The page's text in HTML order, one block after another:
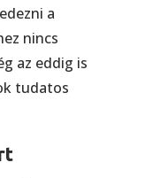
a
nincs
az eddig is
tudatos